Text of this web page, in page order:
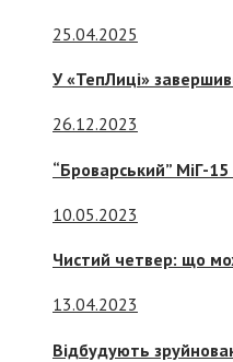
25.04.2025
У «ТепЛиці»
26.12.2023
“Броварський” МіГ-
10.05.2023
Чистий четвер: що
13.04.2023
Відбудують